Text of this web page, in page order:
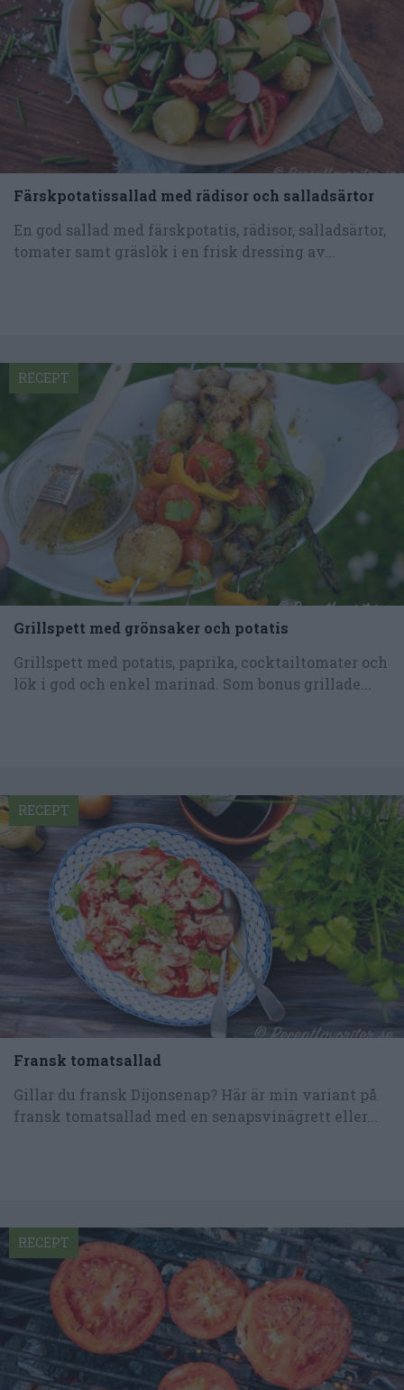
Färskpotatissallad med rädisor och salladsärtor
En god sallad med färskpotatis, rädisor, salladsärtor,
tomater samt gräslök i en frisk dressing av...
Grillspett med grönsaker och potatis
Grillspett med potatis, paprika, cocktailtomater och
lök i god och enkel marinad. Som bonus grillade...
RECEPT
Fransk tomatsallad
Gillar du fransk Dijonsenap? Här är min variant på
fransk tomatsallad med en senapsvinägrett eller...
RECEPT
RECEPT